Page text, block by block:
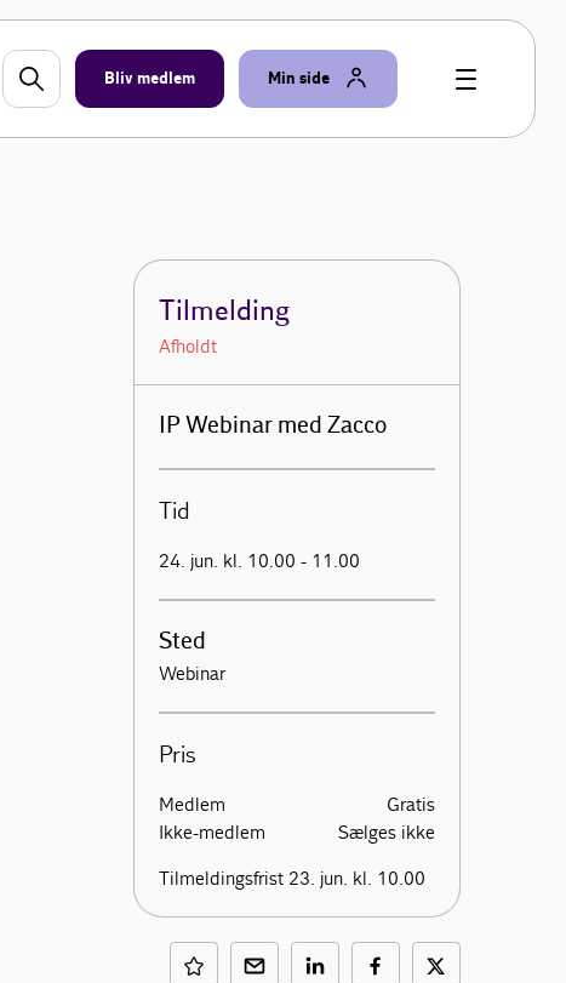
Bliv medlem Min side
Tilmelding
Afholdt
IP Webinar med Zacco
Tid
24. jun. kl. 10.00 - 11.00
Sted
Webinar
Pris
Medlem
Gratis
Ikke-medlem
Sælges ikke
Tilmeldingsfrist 23. jun. kl. 10.00